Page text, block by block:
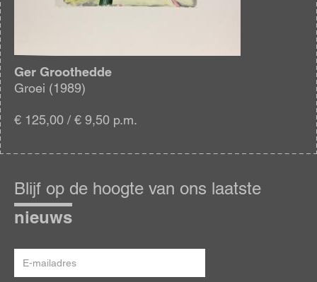
Ger Groothedde
Groei (1989)
€ 125,00 / € 9,50 p.m.
op
de
hoogte
Blijf op de hoogte van ons laatste
nieuws
mailadres